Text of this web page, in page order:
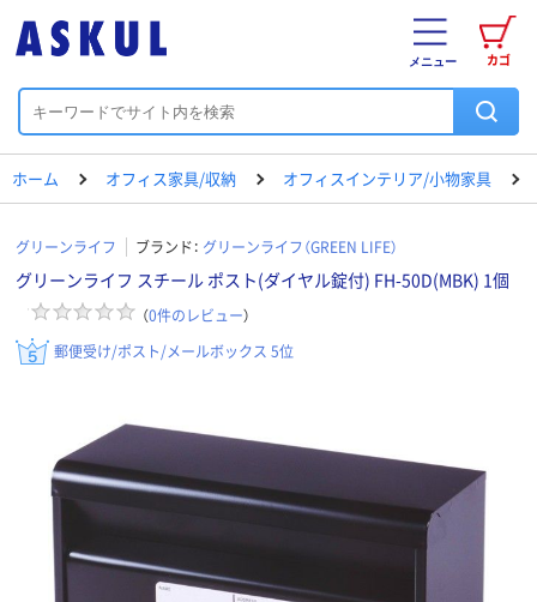
カゴ
メニュー
ホーム オフィス家具/収納 オフィスインテリア/小物家具
グリーンライフ ブランド： グリーンライフ（GREEN LIFE）
グリーンライフ スチール ポスト(ダイヤル錠付) FH-50D(MBK) 1個
（0件のレビュー）
郵便受け/ポスト/メールボックス 5位